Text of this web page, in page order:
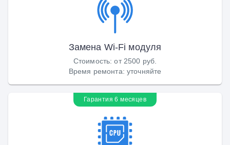
Замена Wi-Fi модуля
Стоимость:от 2500 руб.
Время ремонта: уточняйте
Гарантия 6 месяцев